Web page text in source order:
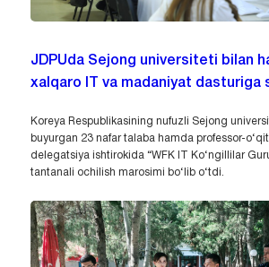
JDPUda Sejong universiteti bilan
xalqaro IT va madaniyat dasturiga
Koreya Respublikasining nufuzli Sejong
buyurgan 23 nafar talaba hamda professor-
delegatsiya ishtirokida “WFK IT Ko‘ngillilar
tantanali ochilish marosimi bo‘lib o‘tdi.